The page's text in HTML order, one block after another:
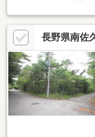
長野県南佐